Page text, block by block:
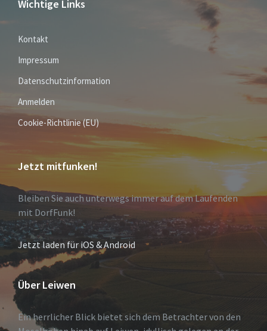
Wichtige Links
Kontakt
Impressum
Datenschutzinformation
Anmelden
Cookie-Richtlinie (EU)
Jetzt mitfunken!
Bleiben Sie auch unterwegs immer auf dem Laufenden
mit DorfFunk!
Jetzt laden für iOS & Android
Über Leiwen
Ein herrlicher Blick bietet sich dem Betrachter von den